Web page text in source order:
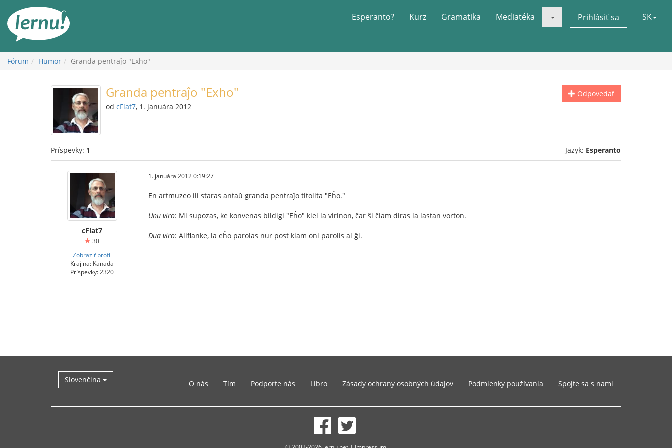
obsah
Esperanto? Kurz Gramatika Mediatéka Prihlásiť sa SK
Fórum Humor Granda pentraĵo "Exho"
Odpovedať
Granda pentraĵo "Exho"
od cFlat7, 1. januára 2012
Príspevky: 1 Jazyk: Esperanto
cFlat7
30
Zobraziť profil
Krajina: Kanada
Príspevky: 2320
1. januára 2012 0:19:27
En artmuzeo ili staras antaŭ granda pentraĵo titolita "Eĥo."
Unu viro: Mi supozas, ke konvenas bildigi "Eĥo" kiel la virinon, ĉar ŝi ĉiam diras la lastan vorton.
Dua viro: Aliflanke, la eĥo parolas nur post kiam oni parolis al ĝi.
Slovenčina O nás Tím Podporte nás Libro Zásady ochrany osobných údajov Podmienky používania Spojte sa s nami